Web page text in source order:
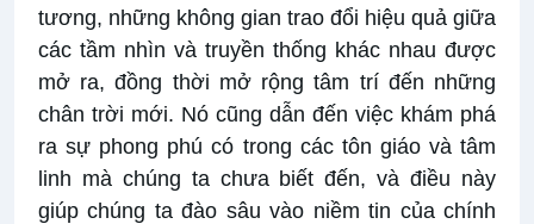
tương, những không gian trao đổi hiệu quả giữa
các tầm nhìn và truyền thống khác nhau được
mở ra, đồng thời mở rộng tâm trí đến những
chân trời mới. Nó cũng dẫn đến việc khám phá
ra sự phong phú có trong các tôn giáo và tâm
linh mà chúng ta chưa biết đến, và điều này
giúp chúng ta đào sâu vào niềm tin của chính